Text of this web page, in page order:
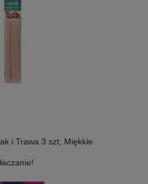
i Trawa 3 szt, Miękkie